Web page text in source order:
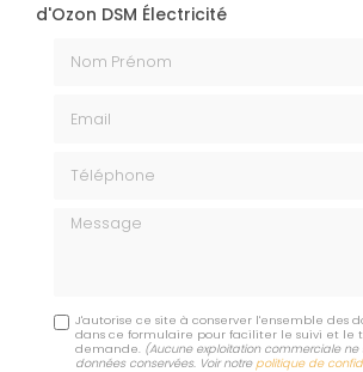
d'Ozon DSM Électricité
Nom Prénom
Téléphone
Message
J'autorise ce site à conserver l'ensemble des
dans ce formulaire pour faciliter le suivi et
demande. (Aucune exploitation commerciale
données conservées. Voir notre politique de